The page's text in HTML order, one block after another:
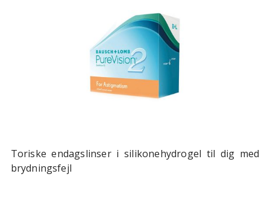
Toriske endagslinser i silikonehydrogel til dig med
brydningsfejl